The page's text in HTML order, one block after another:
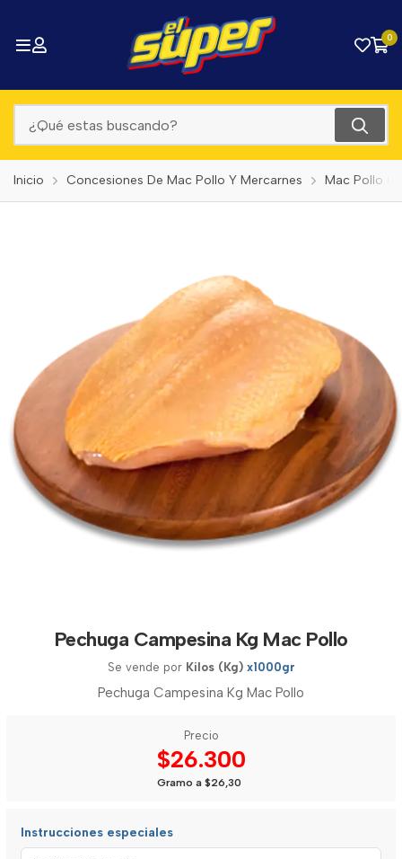
0
Inicio Concesiones De Mac Pollo Y Mercarnes Mac Pollo
Pechuga Campesina Kg Mac Pollo
Se vende por Kilos (Kg) x1000gr
Pechuga Campesina Kg Mac Pollo
Precio
$26.300
Gramo a $26,30
Instrucciones especiales